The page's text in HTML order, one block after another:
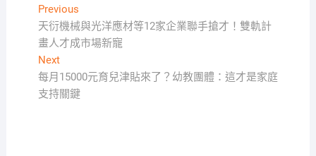
文
章
導
覽
PreviousPrevious
post:
天衍機械與光洋應材等12家企業聯手搶才！雙軌計
畫人才成市場新寵
NextNext
post:
每月15000元育兒津貼來了？幼教團體：這才是家庭
支持關鍵